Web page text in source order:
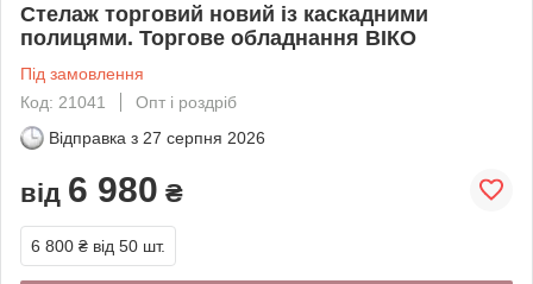
Стелаж торговий новий із каскадними
полицями. Торгове обладнання ВІКО
Під замовлення
Код: 21041
Опт і роздріб
Відправка з 27 серпня 2026
від 6 980 ₴
6 800 ₴ від 50 шт.